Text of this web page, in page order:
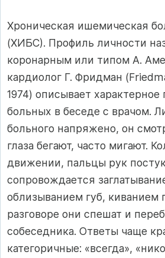
Хроническая ишемическая
(ХИБС). Профиль личности
коронарным или типом А.
кардиолог Г. Фридман
1974) описывает характерное
больных в беседе с врачом.
больного напряжено, он
глаза бегают, часто мигают.
движении, пальцы рук
сопровождается
облизыванием губ, киванием
разговоре они спешат и
собеседника. Ответы чаще
категоричные: «всегда»,